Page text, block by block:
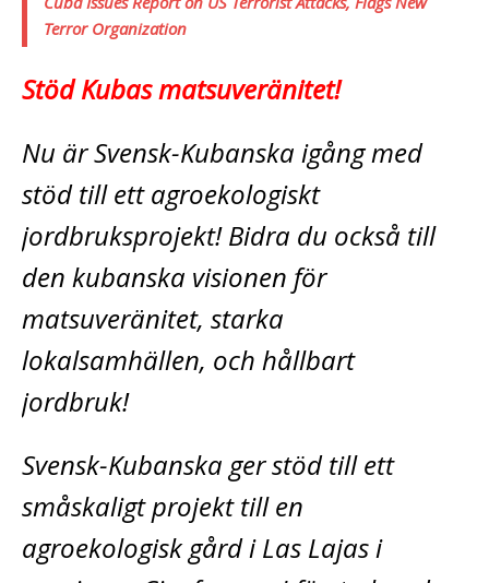
Terror Organization
Stöd Kubas matsuveränitet!
Nu är Svensk-Kubanska igång med
stöd till ett agroekologiskt
jordbruksprojekt! Bidra du också till
den kubanska visionen för
matsuveränitet, starka
lokalsamhällen, och hållbart
jordbruk!
Svensk-Kubanska ger stöd till ett
småskaligt projekt till en
agroekologisk gård i Las Lajas i